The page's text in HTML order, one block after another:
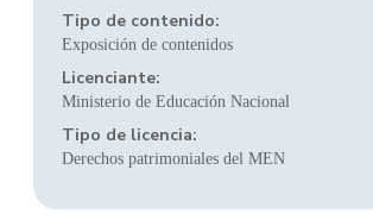
Tipo de contenido:
Exposición de contenidos
Licenciante:
Ministerio de Educación Nacional
Tipo de licencia:
Derechos patrimoniales del MEN